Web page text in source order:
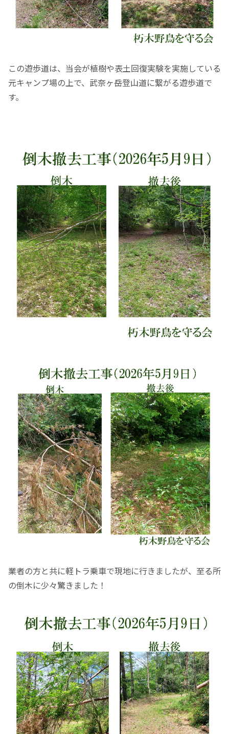
この遊歩道は、当会が植樹や表土回復実験を実施している
元キャンプ場の上で、武奈ヶ岳登山道に繋がる遊歩道で
す。
業者の方と共に軽トラ乗車で現地に行きましたが、至る所
の倒木に少々驚きました！